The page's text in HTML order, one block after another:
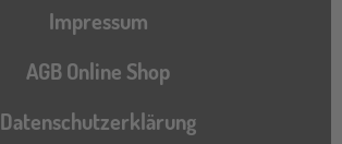
Impressum
AGB Online Shop
Datenschutzerklärung